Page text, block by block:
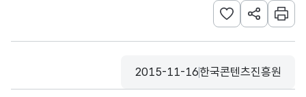
관심사 등록하기
URL 공유하
인쇄
등록일
2015-11-16
수집기관
한국콘텐츠진흥원